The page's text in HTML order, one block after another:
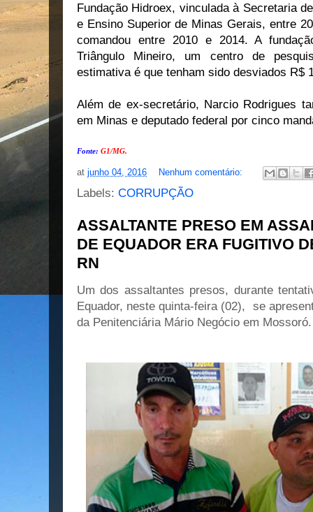
Fundação Hidroex, vinculada à Secretaria
e Ensino Superior de Minas Gerais, entre
comandou entre 2010 e 2014. A
Triângulo Mineiro, um centro de
estimativa é que tenham sido desviados R$
Além de ex-secretário, Narcio Rodrigues
em Minas e deputado federal por cinco
Fonte: G1/MG.
at junho 04, 2016 Nenhum comentário:
Labels: CORRUPÇÃO
ASSALTANTE PRESO EM
DE EQUADOR ERA FUGITIVO
RN
Um dos assaltantes presos, durante
Equador, neste quinta-feira (02), se
da Penitenciária Mário Negócio em Mossoró.